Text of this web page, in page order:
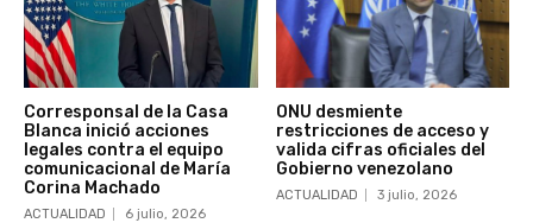
Corresponsal de la Casa
Blanca inició acciones
legales contra el equipo
comunicacional de María
Corina Machado
ACTUALIDAD 6 julio, 2026
ONU desmiente
restricciones de acceso y
valida cifras oficiales del
Gobierno venezolano
ACTUALIDAD 3 julio, 2026